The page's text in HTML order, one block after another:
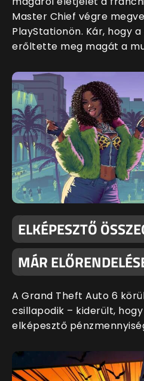
Master Chief végre
PlayStationön. Kár, hogy
erőltette meg magát a
ELKÉPESZTŐ
MÁR
A Grand Theft Auto 6
csillapodik – kiderült,
elképesztő